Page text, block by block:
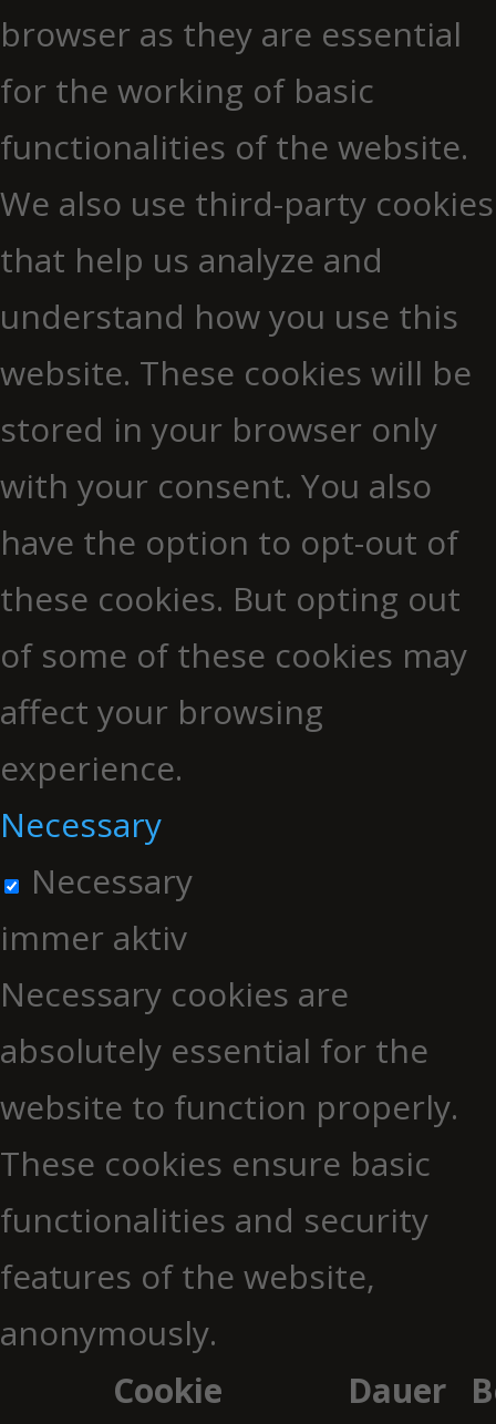
browser as they are essential
for the working of basic
functionalities of the website.
We also use third-party cookies
that help us analyze and
understand how you use this
website. These cookies will be
stored in your browser only
with your consent. You also
have the option to opt-out of
these cookies. But opting out
of some of these cookies may
affect your browsing
experience.
Necessary
Necessary
immer aktiv
Necessary cookies are
absolutely essential for the
website to function properly.
These cookies ensure basic
functionalities and security
features of the website,
anonymously.
Cookie
Dauer